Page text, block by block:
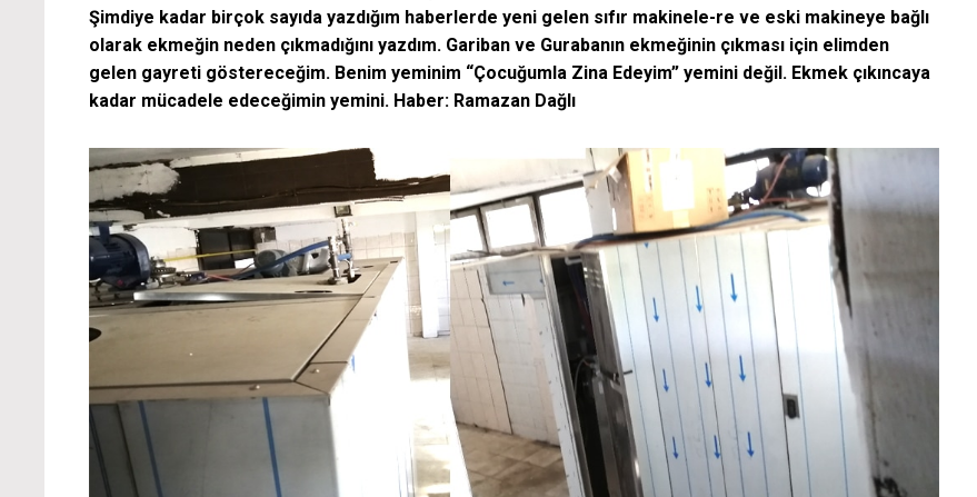
Şimdiye kadar birçok sayıda yazdığım haberlerde yeni gelen sıfır makinele-re ve eski makineye bağlı
olarak ekmeğin neden çıkmadığını yazdım. Gariban ve Gurabanın ekmeğinin çıkması için elimden
gelen gayreti göstereceğim. Benim yeminim “Çocuğumla Zina Edeyim” yemini değil. Ekmek çıkıncaya
kadar mücadele edeceğimin yemini. Haber: Ramazan Dağlı